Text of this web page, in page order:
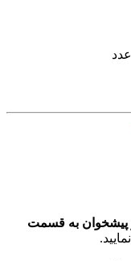
پیشخوان به قسمت